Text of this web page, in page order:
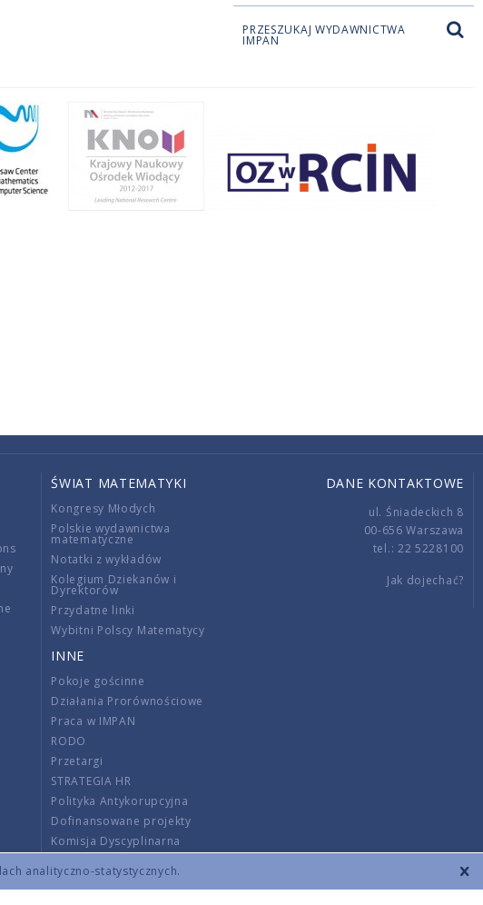
analityczno-statystycznych.
PRZESZUKAJ WYDAWNICTWA
IMPAN
ŚWIAT MATEMATYKI
Kongresy Młodych
Polskie wydawnictwa
matematyczne
Notatki z wykładów
Kolegium Dziekanów i
Dyrektorów
Przydatne linki
Wybitni Polscy Matematycy
INNE
Pokoje gościnne
Działania Prorównościowe
Praca w IMPAN
RODO
Przetargi
STRATEGIA HR
Polityka Antykorupcyjna
Dofinansowane projekty
Komisja Dyscyplinarna
Wnoszenie opłat
DANE KONTAKTOWE
ul. Śniadeckich 8
00-656 Warszawa
tel.: 22 5228100
Jak dojechać?